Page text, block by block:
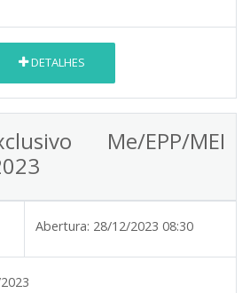
DETALHES
Me/EPP/MEI
Abertura: 28/12/2023 08:30